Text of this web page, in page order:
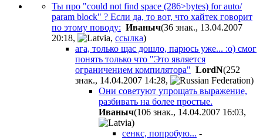
Ты про "соuld nоt find sрасе (286>bуtеs) fоr аutо/
раrаm blосk" ? Если да, то вот, что хайтек говорит
по этому поводу: Иваныч(36 знак., 13.04.2007
20:18, , ссылка)
ага, только щас дошло, парюсь уже... :о) смог
понять только что "Это является
ограничением компилятора" LordN(252
знак., 14.04.2007 14:28,
)
Они советуют упрощать выражение,
разбивать на более простые.
Иваныч(106 знак., 14.04.2007 16:03,
)
сенкс, попробую... -